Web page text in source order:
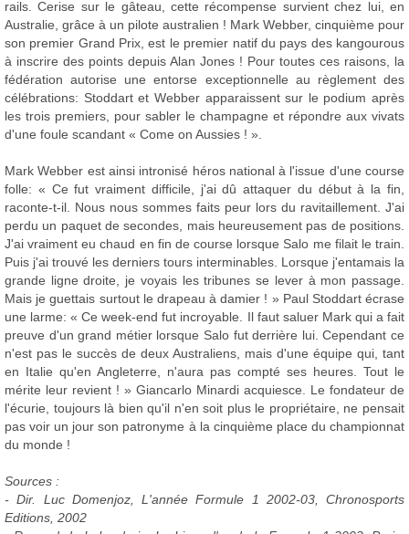
rails. Cerise sur le gâteau, cette récompense survient chez lui, en
Australie, grâce à un pilote australien ! Mark Webber, cinquième pour
son premier Grand Prix, est le premier natif du pays des kangourous
à inscrire des points depuis Alan Jones ! Pour toutes ces raisons, la
fédération autorise une entorse exceptionnelle au règlement des
célébrations: Stoddart et Webber apparaissent sur le podium après
les trois premiers, pour sabler le champagne et répondre aux vivats
d'une foule scandant « Come on Aussies ! ».
Mark Webber est ainsi intronisé héros national à l'issue d'une course
folle: « Ce fut vraiment difficile, j'ai dû attaquer du début à la fin,
raconte-t-il. Nous nous sommes faits peur lors du ravitaillement. J'ai
perdu un paquet de secondes, mais heureusement pas de positions.
J'ai vraiment eu chaud en fin de course lorsque Salo me filait le train.
Puis j'ai trouvé les derniers tours interminables. Lorsque j'entamais la
grande ligne droite, je voyais les tribunes se lever à mon passage.
Mais je guettais surtout le drapeau à damier ! » Paul Stoddart écrase
une larme: « Ce week-end fut incroyable. Il faut saluer Mark qui a fait
preuve d'un grand métier lorsque Salo fut derrière lui. Cependant ce
n'est pas le succès de deux Australiens, mais d'une équipe qui, tant
en Italie qu'en Angleterre, n'aura pas compté ses heures. Tout le
mérite leur revient ! » Giancarlo Minardi acquiesce. Le fondateur de
l'écurie, toujours là bien qu'il n'en soit plus le propriétaire, ne pensait
pas voir un jour son patronyme à la cinquième place du championnat
du monde !
Sources :
- Dir. Luc Domenjoz, L'année Formule 1 2002-03, Chronosports
Editions, 2002